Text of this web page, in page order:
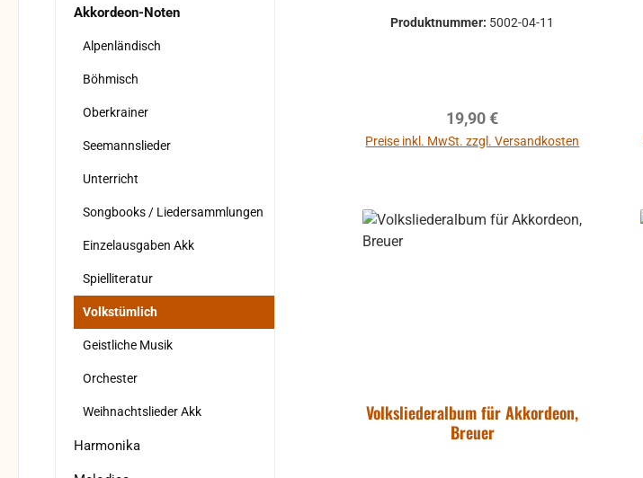
Akkordeon-Noten
Alpenländisch
Böhmisch
Oberkrainer
Seemannslieder
Unterricht
Songbooks / Liedersammlungen
Einzelausgaben Akk
Spielliteratur
Volkstümlich
Geistliche Musik
Orchester
Weihnachtslieder Akk
Harmonika
Produktnummer: 5002-04-11
Regulärer Preis:
19,90 €
Preise inkl. MwSt. zzgl. Versandkosten
Volksliederalbum für Akkordeon,
Breuer